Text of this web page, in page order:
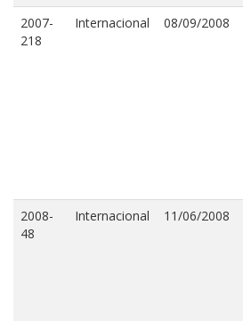
2007-
218
Internacional 08/09/2008
2008-
48
Internacional 11/06/2008